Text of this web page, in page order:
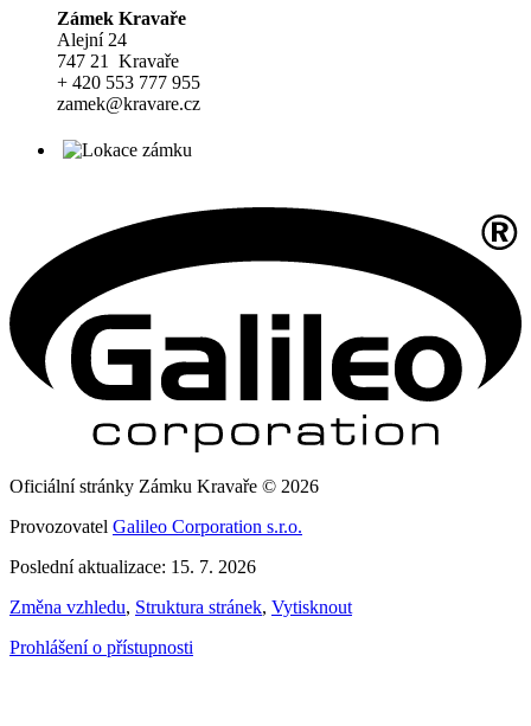
Zámek Kravaře
Alejní 24
747 21 Kravaře
+ 420 553 777 955
zamek@kravare.cz
Oficiální stránky Zámku Kravaře © 2026
Provozovatel Galileo Corporation s.r.o.
Poslední aktualizace: 15. 7. 2026
Změna vzhledu, Struktura stránek, Vytisknout
Prohlášení o přístupnosti